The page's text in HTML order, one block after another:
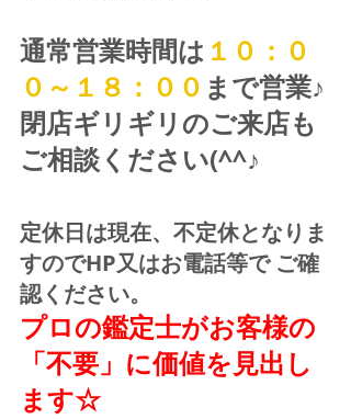
通常営業時間は １０：０
０～１８：００ まで営業♪
閉店ギリギリのご来店も
ご相談ください(^^♪
定休日は現在、不定休となりま
すのでHP又はお電話等で ご確
認ください。
プロの鑑定士がお客様の
「不要」に価値を見出し
ます☆